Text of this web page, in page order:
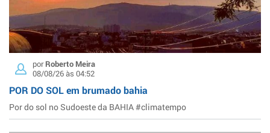
porRoberto Meira
08/08/26 às 04:52
POR DO SOL em brumado bahia
Por do sol no Sudoeste da BAHIA #climatempo